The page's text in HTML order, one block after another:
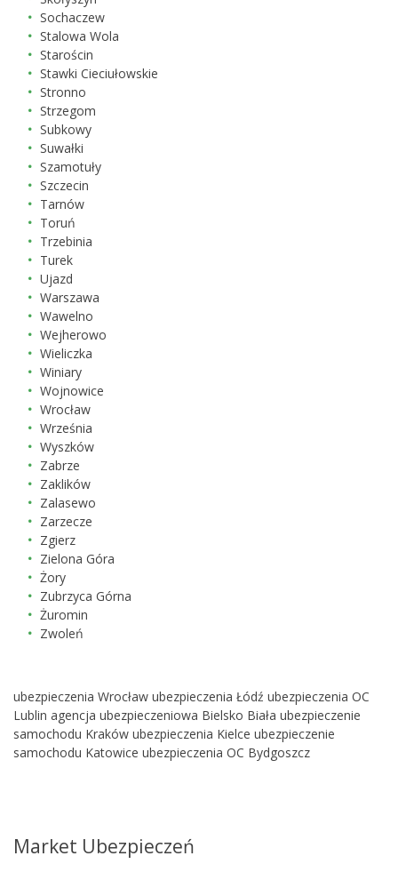
Sochaczew
Stalowa Wola
Starościn
Stawki Cieciułowskie
Stronno
Strzegom
Subkowy
Suwałki
Szamotuły
Szczecin
Tarnów
Toruń
Trzebinia
Turek
Ujazd
Warszawa
Wawelno
Wejherowo
Wieliczka
Winiary
Wojnowice
Wrocław
Września
Wyszków
Zabrze
Zaklików
Zalasewo
Zarzecze
Zgierz
Zielona Góra
Żory
Zubrzyca Górna
Żuromin
Zwoleń
ubezpieczenia Wrocław ubezpieczenia Łódź ubezpieczenia OC
Lublin agencja ubezpieczeniowa Bielsko Biała ubezpieczenie
samochodu Kraków ubezpieczenia Kielce ubezpieczenie
samochodu Katowice ubezpieczenia OC Bydgoszcz
Market Ubezpieczeń